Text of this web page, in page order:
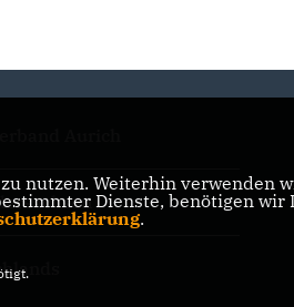
nutzen. Weiterhin
Dienste, benötigen
.